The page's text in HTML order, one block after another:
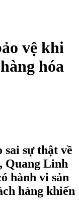
vệ khi
hóa
sai sự thật về
Quang Linh
hành vi sản
hàng khiến